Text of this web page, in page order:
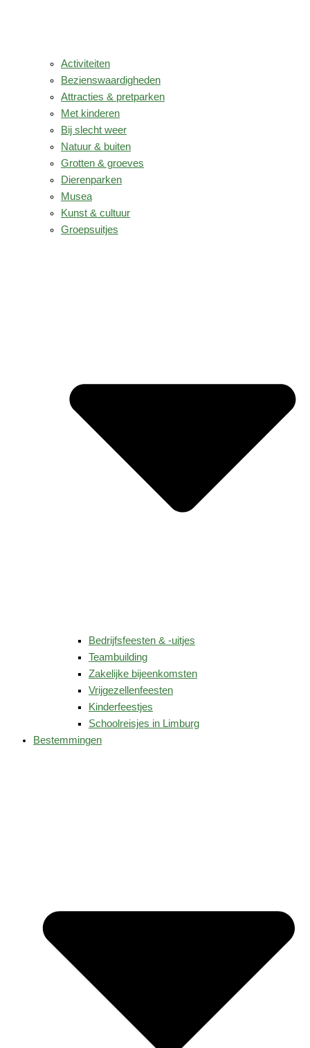
Activiteiten
Bezienswaardigheden
Attracties & pretparken
Met kinderen
Bij slecht weer
Natuur & buiten
Grotten & groeves
Dierenparken
Musea
Kunst & cultuur
Groepsuitjes
Bedrijfsfeesten & -uitjes
Teambuilding
Zakelijke bijeenkomsten
Vrijgezellenfeesten
Kinderfeestjes
Schoolreisjes in Limburg
Bestemmingen